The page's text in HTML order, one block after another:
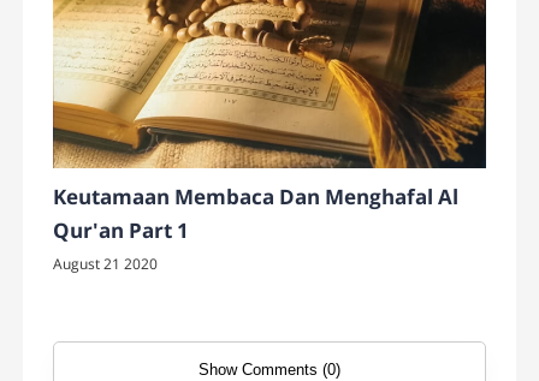
Keutamaan Membaca Dan Menghafal Al
Qur'an Part 1
August 21 2020
Show Comments (0)